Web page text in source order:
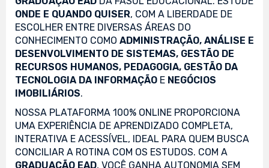
ONDE E QUANDO QUISER, COM A LIBERDADE DE
ESCOLHER ENTRE DIVERSAS ÁREAS DO
CONHECIMENTO COMO ADMINISTRAÇÃO, ANÁLISE E
DESENVOLVIMENTO DE SISTEMAS, GESTÃO DE
RECURSOS HUMANOS, PEDAGOGIA, GESTÃO DA
TECNOLOGIA DA INFORMAÇÃO E NEGÓCIOS
IMOBILIÁRIOS.
NOSSA PLATAFORMA 100% ONLINE PROPORCIONA
UMA EXPERIÊNCIA DE APRENDIZADO COMPLETA,
INTERATIVA E ACESSÍVEL, IDEAL PARA QUEM BUSCA
CONCILIAR A ROTINA COM OS ESTUDOS. COM A
GRADUAÇÃO EAD, VOCÊ GANHA AUTONOMIA SEM